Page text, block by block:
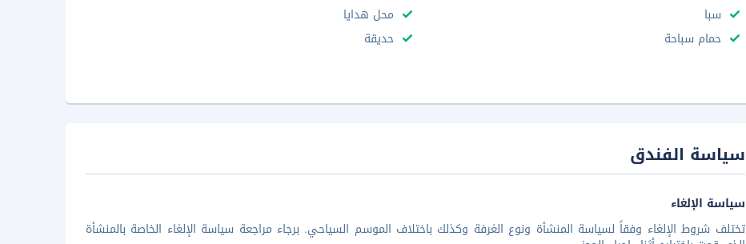
سبا
محل هدايا
حمام سباحة
حديقة
سياسة الفندق
سياسة الإلغاء
تختلف شروط الإلغاء وفقاً لسياسة المنشأة ونوع الغرفة وكذلك باختلاف الموسم السياحي. برجاء مراجعة سياسة الإلغاء الخاصة بالمنشأة